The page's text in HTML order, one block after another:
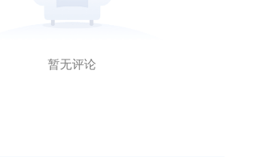
暂无评论